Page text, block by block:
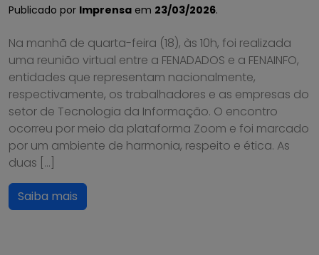
Publicado por Imprensa em 23/03/2026.
Na manhã de quarta-feira (18), às 10h, foi realizada
uma reunião virtual entre a FENADADOS e a FENAINFO,
entidades que representam nacionalmente,
respectivamente, os trabalhadores e as empresas do
setor de Tecnologia da Informação. O encontro
ocorreu por meio da plataforma Zoom e foi marcado
por um ambiente de harmonia, respeito e ética. As
duas […]
Saiba mais